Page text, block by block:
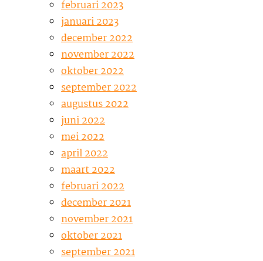
februari 2023
januari 2023
december 2022
november 2022
oktober 2022
september 2022
augustus 2022
juni 2022
mei 2022
april 2022
maart 2022
februari 2022
december 2021
november 2021
oktober 2021
september 2021